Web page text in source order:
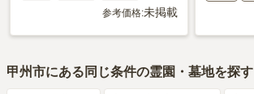
参考価格:未掲載
甲州市にある同じ条件の霊園・墓地を探す